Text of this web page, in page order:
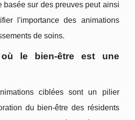
basée sur des preuves peut ainsi
l'importance des animations
de soins.
le bien-être est une
ciblées sont un pilier
du bien-être des résidents